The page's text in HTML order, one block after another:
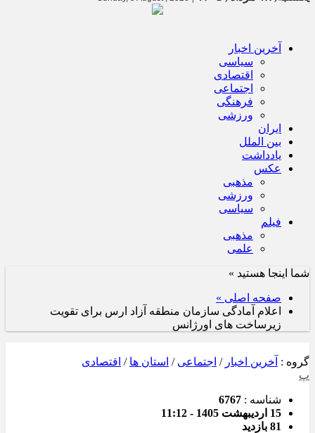
آخرین اخبار
سیاسی
اقتصادی
اجتماعی
فرهنگی
ورزشی
ایران
بین الملل
یادداشت
عکس
مذهبی
ورزشی
سیاسی
فیلم
مذهبی
علمی
شما اینجا هستید »
صفحه اصلی »
اعلام آمادگی سازمان منطقه آزاد ارس برای تقویت
زیرساخت‌ های اورژانس
گروه : آخرین اخبار / اجتماعی / استان ها / اقتصادی
پ
شناسه : 6767
15 اردیبهشت 1405 - 11:12
81 بازدید